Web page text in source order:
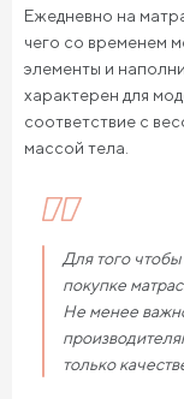
Ежедневно на
чего со временем
элементы и
характерен для
соответствие с
массой тела.
Для того
покупке
Не менее
только